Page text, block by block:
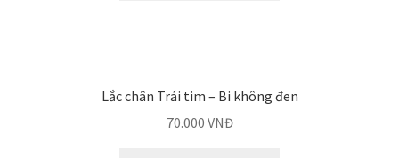
Lắc chân Trái tim – Bi không đen
70.000 VNĐ